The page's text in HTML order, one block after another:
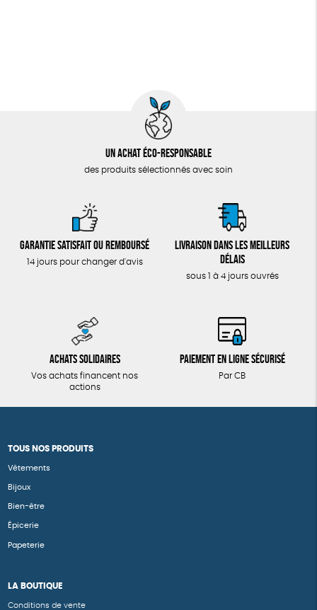
Un achat éco-responsable
des produits sélectionnés avec soin
Garantie satisfait ou remboursé
14 jours pour changer d'avis
Livraison dans les meilleurs
délais
sous 1 à 4 jours ouvrés
Achats solidaires
Vos achats financent nos
actions
Paiement en ligne sécurisé
Par CB
TOUS NOS PRODUITS
Vêtements
Bijoux
Bien-être
Épicerie
Papeterie
LA BOUTIQUE
Conditions de vente